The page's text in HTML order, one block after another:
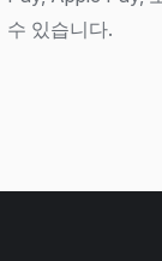
수 있습니다.